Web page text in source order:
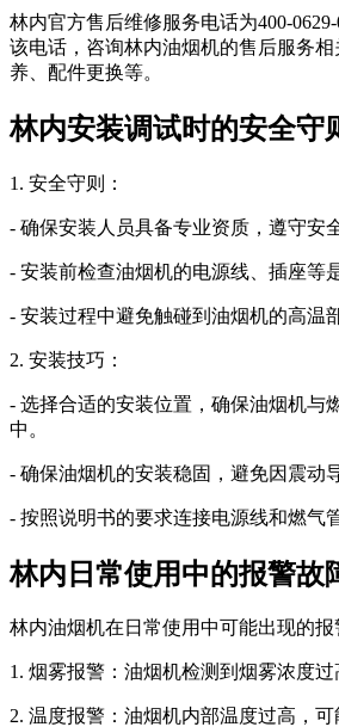
林内官方售后维修服务电话为400-
该电话，咨询林内油烟机的售后服务
养、配件更换等。
林内安装调试时的安全守
1. 安全守则：
- 确保安装人员具备专业资质，遵守安
- 安装前检查油烟机的电源线、插座等
- 安装过程中避免触碰到油烟机的高温
2. 安装技巧：
- 选择合适的安装位置，确保油烟机与
中。
- 确保油烟机的安装稳固，避免因震动
- 按照说明书的要求连接电源线和燃气
林内日常使用中的报警故
林内油烟机在日常使用中可能出现的报
1. 烟雾报警：油烟机检测到烟雾浓度过
2. 温度报警：油烟机内部温度过高，